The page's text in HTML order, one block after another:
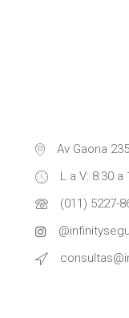
Av Gaona
L a V: 8:30
(011) 5227-